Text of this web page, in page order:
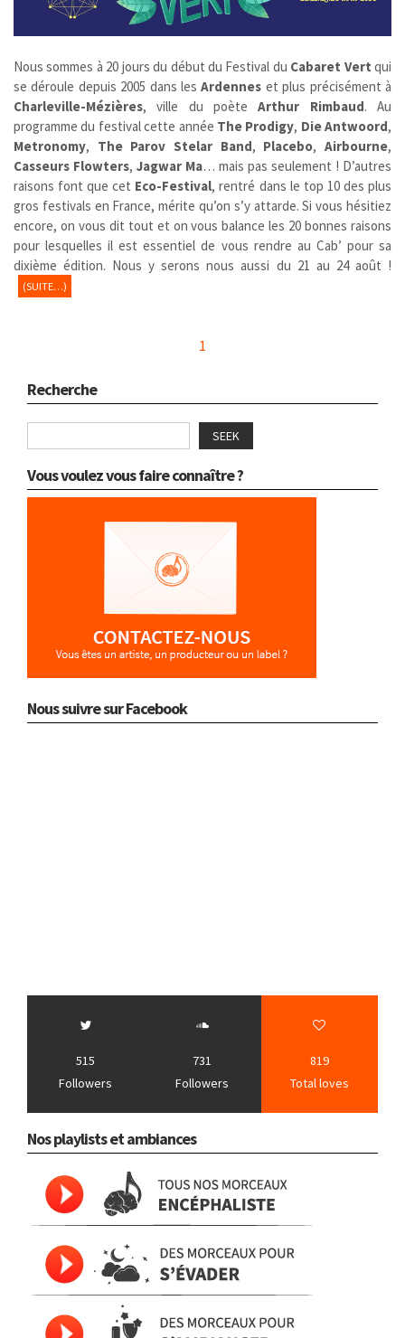
Nous sommes à 20 jours du début du Festival du Cabaret Vert qui
se déroule depuis 2005 dans lesArdennes et plus précisément à
Charleville-Mézières, ville du poèteArthur Rimbaud. Au
programme du festival cette année The Prodigy, Die Antwoord,
Metronomy, The Parov Stelar Band, Placebo,Airbourne,
Casseurs Flowters, Jagwar Ma… mais pas seulement ! D’autres
raisons font que cet Eco-Festival, rentré dans le top 10 des plus
gros festivals en France, mérite qu’on s’y attarde. Si vous hésitiez
encore, on vous dit tout et on vous balance les 20 bonnes raisons
pour lesquelles il est essentiel de vous rendre au Cab’ pour sa
dixième édition. Nous y serons nous aussi du 21 au 24 août !
(SUITE…)
1
Recherche
SEEK
Vous voulez vous faire connaître ?
Nous suivre sur Facebook
515
Followers
731
Followers
819
Total loves
Nos playlists et ambiances